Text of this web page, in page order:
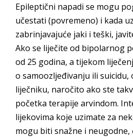
Epileptični napadi se mogu
učestati (povremeno) i kada
zabrinjavajuće jaki i teški,
Ako se liječite od bipolarnog
od 25 godina, a tijekom
o samoozljeđivanju ili suicidu,
liječniku, naročito ako ste
početka terapije arvindom.
lijekovima koje uzimate za
mogu biti snažne i